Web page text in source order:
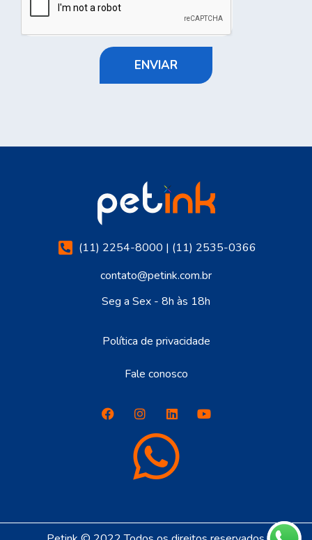
ENVIAR
(11) 2254-8000 | (11) 2535-0366
contato@petink.com.br
Seg a Sex - 8h às 18h
Política de privacidade
Fale conosco